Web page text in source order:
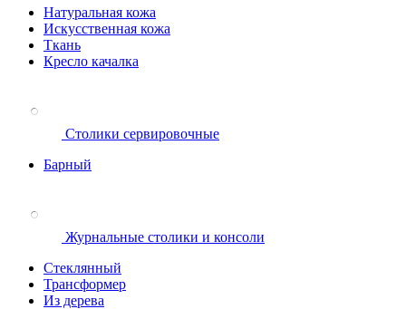
Натуральная кожа
Искусственная кожа
Ткань
Кресло качалка
Столики сервировочные
Барный
Журнальные столики и консоли
Стеклянный
Трансформер
Из дерева